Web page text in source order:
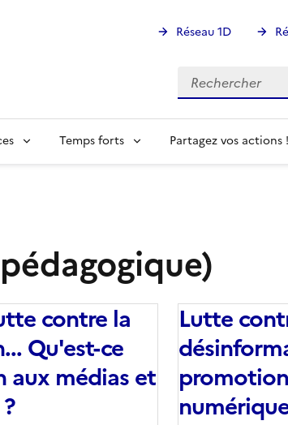
Réseau 1D
Rechercher
Rechercher
Temps forts Partagez vos actions !
contre la
Qu'est-ce
aux médias et
Lutte